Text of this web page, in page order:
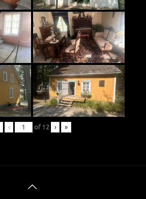
‹ of 12 › »